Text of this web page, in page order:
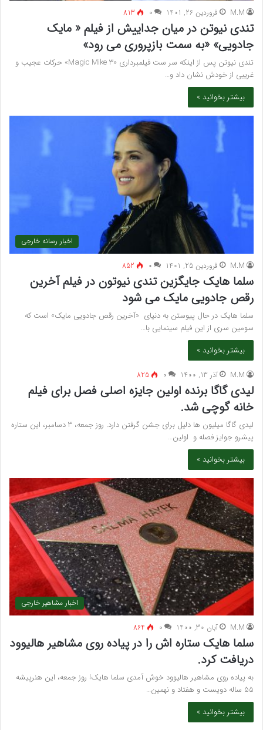
M.M فروردین 26, 1401 ۰ 813
تندی نیوتن در میان جداییش از فیلم « مایک
جادویی» «به سمت بازپروری می رود»
تندی نیوتن پس از اینکه سر ست فیلمبرداری «Magic Mike 3» حرکات عجیب و
غریبی از خودش نشان داد و…
بیشتر بخوانید »
اخبار رسانه خارجی
M.M فروردین 25, 1401 ۰ 852
سلما هایک جایگزین تندی نیوتون در فیلم آخرین
رقص جادویی مایک می شود
سلما هایک در حال پیوستن به دنیای «آخرین رقص جادویی مایک» است که
سومین سری از این فیلم سینمایی با…
بیشتر بخوانید »
M.M آذر 13, 1400 ۰ 825
لیدی گاگا برنده اولین جایزه اصلی فصل برای فیلم
خانه گوچی شد.
لیدی گاگا میلیون ها دلیل برای جشن گرفتن دارد. روز جمعه، 3 دسامبر، این ستاره
پیشرو جوایز فصله و اولین…
بیشتر بخوانید »
اخبار مشاهیر خارجی
M.M آبان 30, 1400 ۰ 864
سلما هایک ستاره اش را در پیاده روی مشاهیر هالیوود
دریافت کرد.
به پیاده روی مشاهیر هالیوود خوش آمدی سلما هایک! روز جمعه، این هنرپیشه
55 ساله دویست و هفتاد و نهمین…
بیشتر بخوانید »